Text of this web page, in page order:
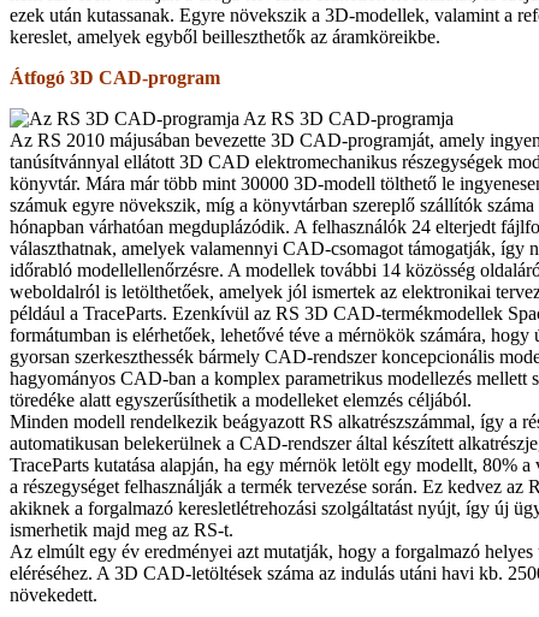
ezek után kutassanak. Egyre növekszik a 3D-modellek, valamint a
kereslet, amelyek egyből beilleszthetők az áramköreikbe.
Átfogó 3D CAD-program
Az RS 3D CAD-programja
Az RS 2010 májusában bevezette 3D CAD-programját, amely
tanúsítvánnyal ellátott 3D CAD elektromechanikus részegységek
könyvtár. Mára már több mint 30000 3D-modell tölthető le
számuk egyre növekszik, míg a könyvtárban szereplő szállítók
hónapban várhatóan megduplázódik. A felhasználók 24 elterjedt
választhatnak, amelyek vala­mennyi CAD-csomagot támogatják, így
időrabló modellellenőrzésre. A modellek további 14 közösség
weboldalról is letölthetőek, amelyek jól ismertek az elektronikai
például a TraceParts. Ezenkívül az RS 3D CAD-termékmodellek
formátumban is elérhetőek, lehetővé téve a mérnökök számára, hogy
gyorsan szerkeszthessék bármely CAD-rendszer koncepcionális
hagyományos CAD-ban a komplex parametrikus modellezés mellett
töredéke alatt egyszerűsíthetik a modelleket elemzés céljából.
Minden modell rendelkezik beágyazott RS alkatrészszámmal, így a
automatikusan belekerülnek a CAD-rendszer által készített
TraceParts kutatása alapján, ha egy mérnök letölt egy modellt, 80% a
a részegységet felhasználják a termék tervezése során. Ez kedvez az
akiknek a forgalmazó keresletlétrehozási szolgáltatást nyújt, így új
ismerhetik majd meg az RS-t.
Az elmúlt egy év eredményei azt mutatják, hogy a forgalmazó
eléréséhez. A 3D CAD-letöltések száma az indulás utáni havi kb.
növekedett.